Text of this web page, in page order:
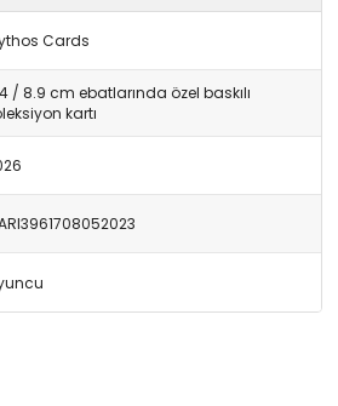
Cards
/ 8.9 cm ebatlarında özel baskılı
kartı